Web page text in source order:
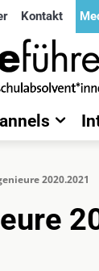
Kontakt
2020.2021